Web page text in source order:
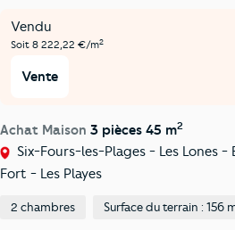
Vendu
Soit 8 222,22 €/m2
Vente
Achat Maison 3 pièces 45 m2
Six-Fours-les-Plages - Les Lones -
Fort - Les Playes
2 chambres Surface du terrain : 156